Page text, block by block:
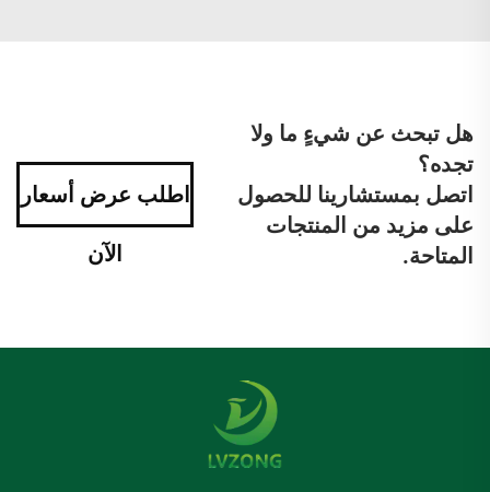
هل تبحث عن شيءٍ ما ولا
تجده؟
اتصل بمستشارينا للحصول
على مزيد من المنتجات
المتاحة.
اطلب عرض أسعار
الآن